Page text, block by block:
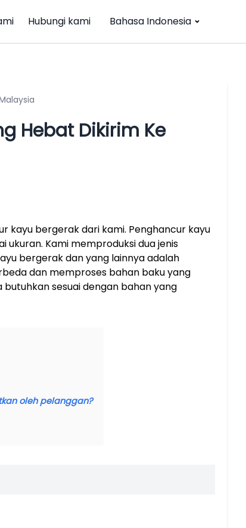
Hubungi kami Bahasa Indonesia
Hebat Dikirim Ke
kayu bergerak dari kami. Penghancur kayu
Kami memproduksi dua jenis
bergerak dan yang lainnya adalah
dan memproses bahan baku yang
sesuai dengan bahan yang
oleh pelanggan?